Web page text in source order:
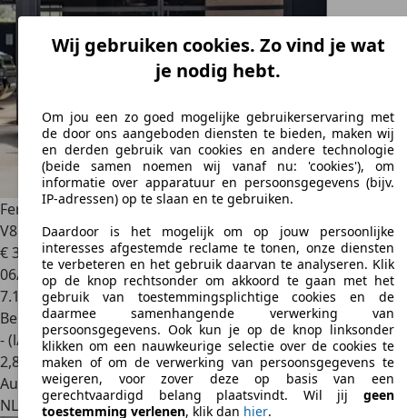
Ferrari RomaSpider Full Carbon Blu Sera JBL Alcantara 3.9
V8 S
€ 339.995
06/2024
7.159 km
Benzine
- (l/100 km)
2,8
Autobedrijf
NL 1412 CANaarden
Wij gebruiken cookies. Zo vind je wat
je nodig hebt.
Om jou een zo goed mogelijke gebruikerservaring met
de door ons aangeboden diensten te bieden, maken wij
en derden gebruik van cookies en andere technologie
(beide samen noemen wij vanaf nu: 'cookies'), om
informatie over apparatuur en persoonsgegevens (bijv.
IP-adressen) op te slaan en te gebruiken.
Daardoor is het mogelijk om op jouw persoonlijke
interesses afgestemde reclame te tonen, onze diensten
te verbeteren en het gebruik daarvan te analyseren. Klik
op de knop rechtsonder om akkoord te gaan met het
gebruik van toestemmingsplichtige cookies en de
daarmee samenhangende verwerking van
persoonsgegevens. Ook kun je op de knop linksonder
klikken om een nauwkeurige selectie over de cookies te
maken of om de verwerking van persoonsgegevens te
weigeren, voor zover deze op basis van een
gerechtvaardigd belang plaatsvindt. Wil jij geen
toestemming verlenen, klik dan hier.